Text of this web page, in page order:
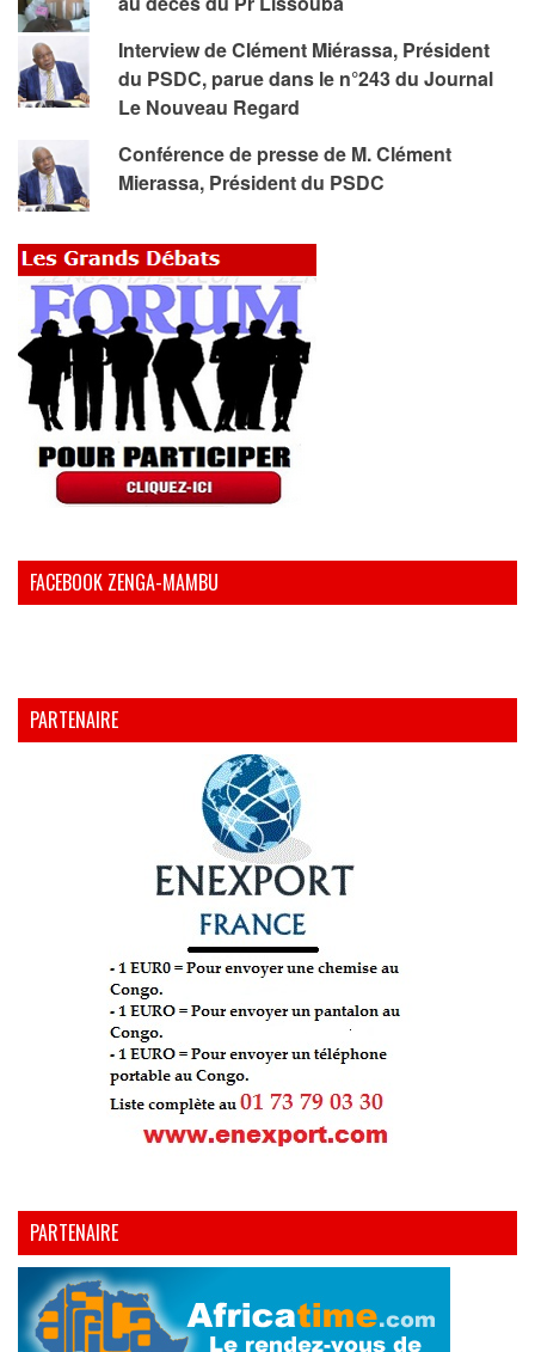
Interview de Clément Miérassa, Président
du PSDC, parue dans le n°243 du Journal
Le Nouveau Regard
Conférence de presse de M. Clément
Mierassa, Président du PSDC
FACEBOOK ZENGA-MAMBU
PARTENAIRE
PARTENAIRE